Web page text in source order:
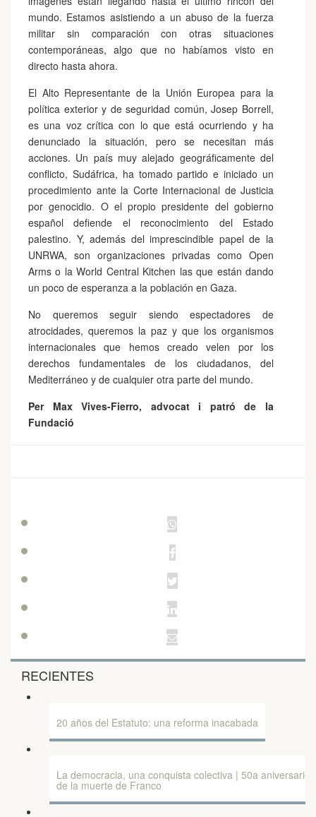
mundo. Estamos asistiendo a un abuso de la fuerza
militar sin comparación con otras situaciones
contemporáneas, algo que no habíamos visto en
directo hasta ahora.
El Alto Representante de la Unión Europea para la
política exterior y de seguridad común, Josep Borrell,
es una voz crítica con lo que está ocurriendo y ha
denunciado la situación, pero se necesitan más
acciones. Un país muy alejado geográficamente del
conflicto, Sudáfrica, ha tomado partido e iniciado un
procedimiento ante la Corte Internacional de Justicia
por genocidio. O el propio presidente del gobierno
español defiende el reconocimiento del Estado
palestino. Y, además del imprescindible papel de la
UNRWA, son organizaciones privadas como Open
Arms o la World Central Kitchen las que están dando
un poco de esperanza a la población en Gaza.
No queremos seguir siendo espectadores de
atrocidades, queremos la paz y que los organismos
internacionales que hemos creado velen por los
derechos fundamentales de los ciudadanos, del
Mediterráneo y de cualquier otra parte del mundo.
Per Max Vives-Fierro, advocat i patró de la
Fundació
RECIENTES
20 años del Estatuto: una reforma inacabada
La democracia, una conquista colectiva | 50a aniversario
de la muerte de Franco